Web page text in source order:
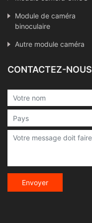
Module de caméra
binoculaire
Autre module caméra
CONTACTEZ-NOUS
Envoyer